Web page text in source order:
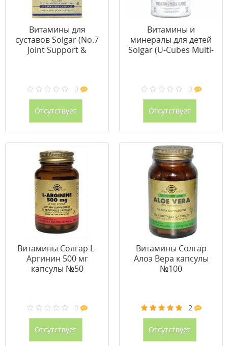
Витамины для
суставов Solgar (No.7
Joint Support &
0
Отсутствует
Витамины и
минералы для детей
Solgar (U-Cubes Multi-
0
Отсутствует
Витамины Солгар L-
Аргинин 500 мг
капсулы №50
0
Отсутствует
Витамины Солгар
Алоэ Вера капсулы
№100
2
Отсутствует